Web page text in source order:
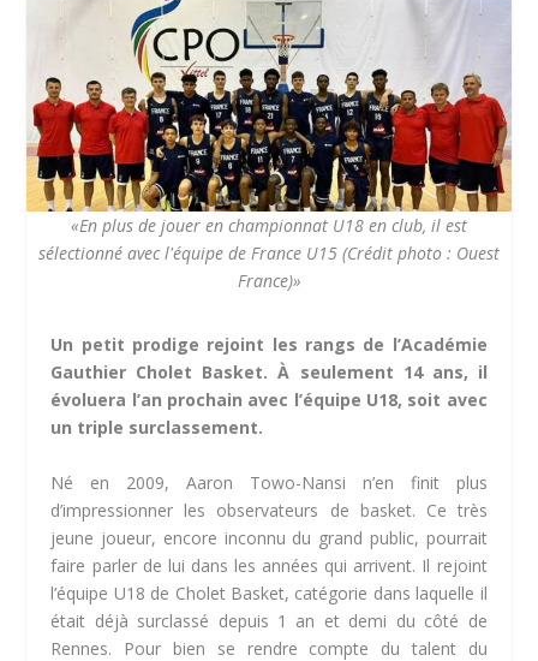
«En plus de jouer en championnat U18 en club, il est
sélectionné avec l'équipe de France U15 (Crédit photo : Ouest
France)»
Un petit prodige rejoint les rangs de l’Académie
Gauthier Cholet Basket. À seulement 14 ans, il
évoluera l’an prochain avec l’équipe U18, soit avec
un triple surclassement.
Né en 2009, Aaron Towo-Nansi n’en finit plus
d’impressionner les observateurs de basket. Ce très
jeune joueur, encore inconnu du grand public, pourrait
faire parler de lui dans les années qui arrivent. Il rejoint
l’équipe U18 de Cholet Basket, catégorie dans laquelle il
était déjà surclassé depuis 1 an et demi du côté de
Rennes. Pour bien se rendre compte du talent du